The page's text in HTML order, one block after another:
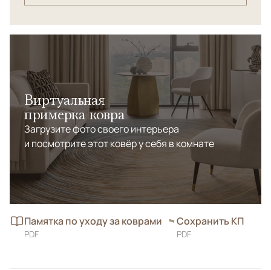
Виртуальная
примерка ковра
Загрузите фото своего интерьера
и посмотрите этот ковёр у себя в комнате
Памятка по уходу за коврами
PDF
Сохранить КП
PDF